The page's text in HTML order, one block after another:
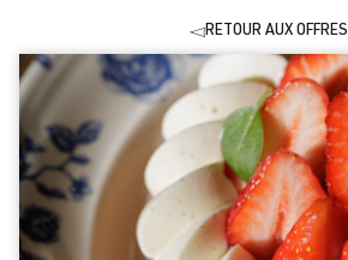
RETOUR AUX OFFRES